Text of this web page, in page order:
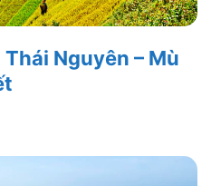
Nguyên – Mù